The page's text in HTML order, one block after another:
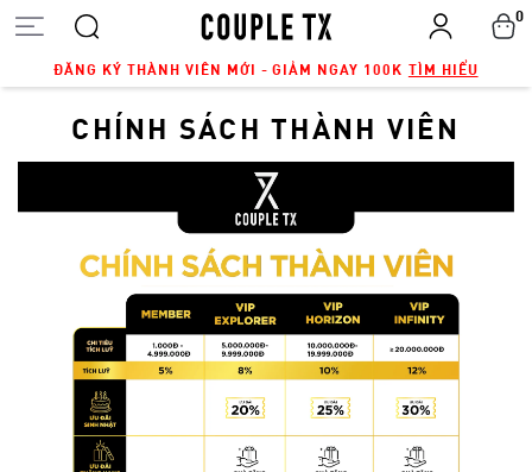
ĐĂNG KÝ THÀNH VIÊN MỚI - GIẢM NGAY 100K TÌM HIỂU
0
CHÍNH SÁCH THÀNH VIÊN